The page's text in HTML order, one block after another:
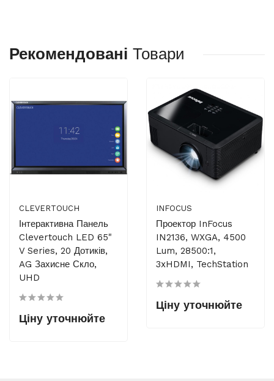
Рекомендовані Товари
CLEVERTOUCH
Інтерактивна Панель
Clevertouch LED 65"
V Series, 20 Дотиків,
AG Захисне Скло,
UHD
Ціну уточнюйте
INFOCUS
Проектор InFocus
IN2136, WXGA, 4500
Lum, 28500:1,
3xHDMI, TechStation
Ціну уточнюйте